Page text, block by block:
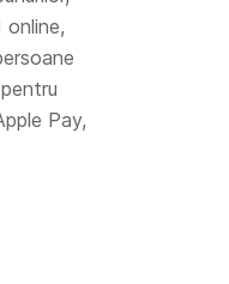
online,
Pay,